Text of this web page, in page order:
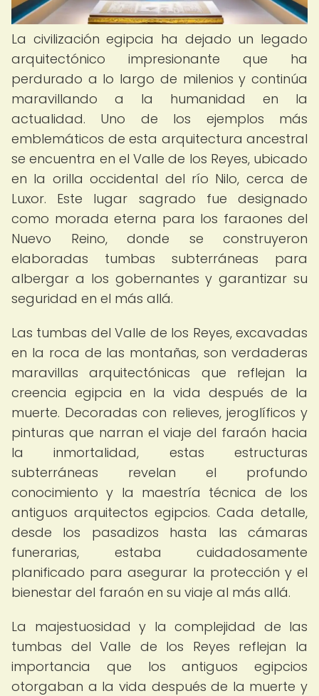
La civilización egipcia ha dejado un legado
arquitectónico impresionante que ha
perdurado a lo largo de milenios y continúa
maravillando a la humanidad en la
actualidad. Uno de los ejemplos más
emblemáticos de esta arquitectura ancestral
se encuentra en el Valle de los Reyes, ubicado
en la orilla occidental del río Nilo, cerca de
Luxor. Este lugar sagrado fue designado
como morada eterna para los faraones del
Nuevo Reino, donde se construyeron
elaboradas tumbas subterráneas para
albergar a los gobernantes y garantizar su
seguridad en el más allá.
Las tumbas del Valle de los Reyes, excavadas
en la roca de las montañas, son verdaderas
maravillas arquitectónicas que reflejan la
creencia egipcia en la vida después de la
muerte. Decoradas con relieves, jeroglíficos y
pinturas que narran el viaje del faraón hacia
la inmortalidad, estas estructuras
subterráneas revelan el profundo
conocimiento y la maestría técnica de los
antiguos arquitectos egipcios. Cada detalle,
desde los pasadizos hasta las cámaras
funerarias, estaba cuidadosamente
planificado para asegurar la protección y el
bienestar del faraón en su viaje al más allá.
La majestuosidad y la complejidad de las
tumbas del Valle de los Reyes reflejan la
importancia que los antiguos egipcios
otorgaban a la vida después de la muerte y